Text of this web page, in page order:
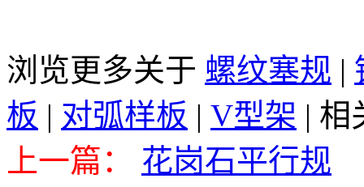
浏览更多关于 螺纹塞规 |
板 | 对弧样板 | V型架 | 相
上一篇：
花岗石平行规